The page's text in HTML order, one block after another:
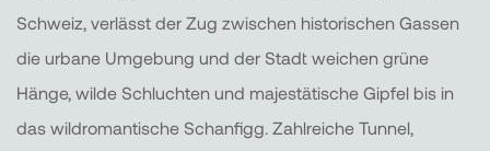
Schweiz, verlässt der Zug zwischen historischen Gassen
die urbane Umgebung und der Stadt weichen grüne
Hänge, wilde Schluchten und majestätische Gipfel bis in
das wildromantische Schanfigg. Zahlreiche Tunnel,